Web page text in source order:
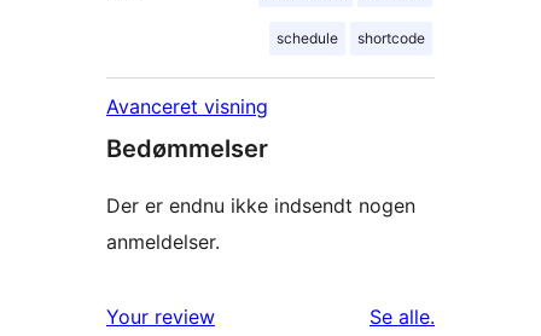
schedule shortcode
Avanceret visning
Bedømmelser
Der er endnu ikke indsendt nogen
anmeldelser.
Your review Se alleanmeldelser
.